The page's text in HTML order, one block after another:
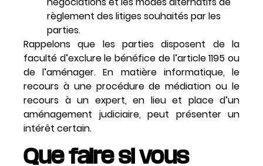
règlement des litiges souhaités par les
parties.
Rappelons que les parties disposent de la
faculté d’exclure le bénéfice de l’article 1195 ou
de l’aménager. En matière informatique, le
recours à une procédure de médiation ou le
recours à un expert, en lieu et place d’un
aménagement judiciaire, peut présenter un
intérêt certain.
Que faire si vous